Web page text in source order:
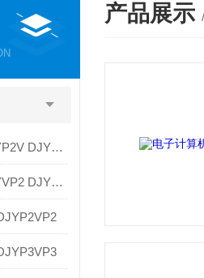
计算机电缆DJYPV DJYP2V DJYP3V
计算机电缆DJYVP DJYVP2 DJYVP3
产品展示